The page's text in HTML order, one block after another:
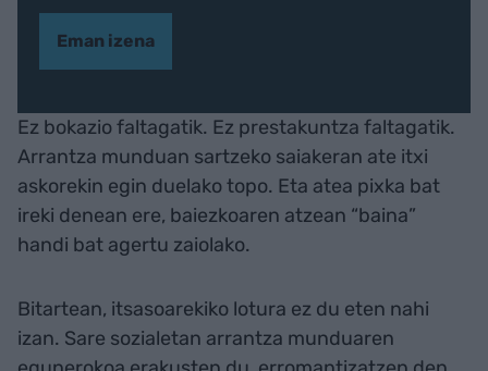
Eman izena
Ez bokazio faltagatik. Ez prestakuntza faltagatik.
Arrantza munduan sartzeko saiakeran ate itxi
askorekin egin duelako topo. Eta atea pixka bat
ireki denean ere, baiezkoaren atzean “baina”
handi bat agertu zaiolako.
Bitartean, itsasoarekiko lotura ez du eten nahi
izan. Sare sozialetan arrantza munduaren